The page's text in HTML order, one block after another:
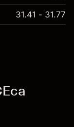
31.41 - 31.77